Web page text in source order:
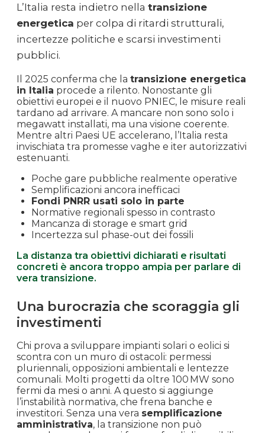
L’Italia resta indietro nella transizione
energetica per colpa di ritardi strutturali,
incertezze politiche e scarsi investimenti
pubblici.
Il 2025 conferma che la transizione energetica
in Italia procede a rilento. Nonostante gli
obiettivi europei e il nuovo PNIEC, le misure reali
tardano ad arrivare. A mancare non sono solo i
megawatt installati, ma una visione coerente.
Mentre altri Paesi UE accelerano, l’Italia resta
invischiata tra promesse vaghe e iter autorizzativi
estenuanti.
Poche gare pubbliche realmente operative
Semplificazioni ancora inefficaci
Fondi PNRR usati solo in parte
Normative regionali spesso in contrasto
Mancanza di storage e smart grid
Incertezza sul phase-out dei fossili
La distanza tra obiettivi dichiarati e risultati
concreti è ancora troppo ampia per parlare di
vera transizione.
Una burocrazia che scoraggia gli
investimenti
Chi prova a sviluppare impianti solari o eolici si
scontra con un muro di ostacoli: permessi
pluriennali, opposizioni ambientali e lentezze
comunali. Molti progetti da oltre 100 MW sono
fermi da mesi o anni. A questo si aggiunge
l’instabilità normativa, che frena banche e
investitori. Senza una vera semplificazione
amministrativa, la transizione non può